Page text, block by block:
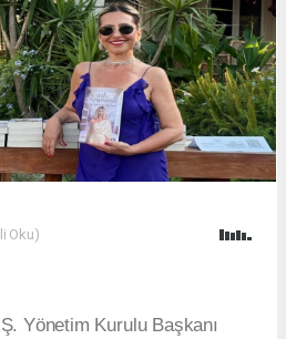
Oku)
Yönetim Kurulu Başkanı